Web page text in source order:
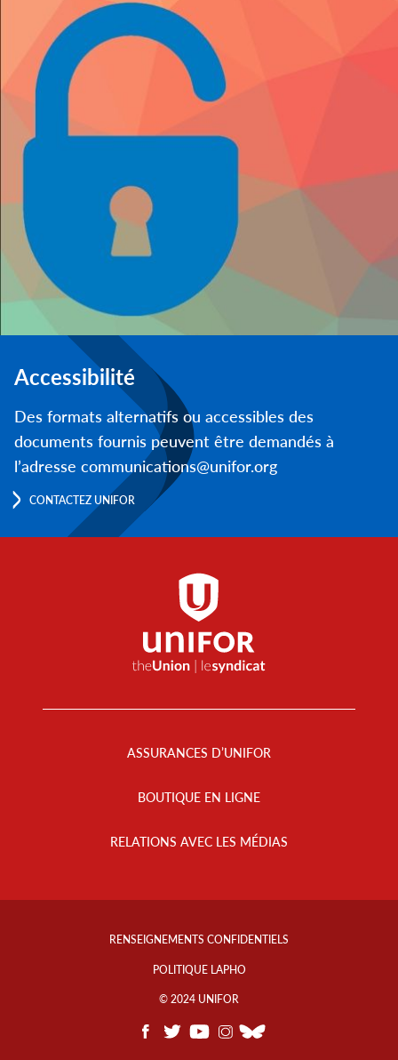
Accessibilité
Des formats alternatifs ou accessibles des
documents fournis peuvent être demandés à
l’adresse communications@unifor.org
CONTACTEZ UNIFOR
ASSURANCES D’UNIFOR
BOUTIQUE EN LIGNE
RELATIONS AVEC LES MÉDIAS
Footer
RENSEIGNEMENTS CONFIDENTIELS
POLITIQUE LAPHO
© 2024 UNIFOR